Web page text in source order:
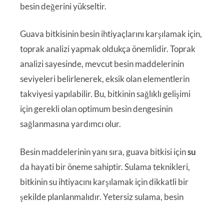
besin değerini yükseltir.
Guava bitkisinin besin ihtiyaçlarını karşılamak için,
toprak analizi yapmak oldukça önemlidir. Toprak
analizi sayesinde, mevcut besin maddelerinin
seviyeleri belirlenerek, eksik olan elementlerin
takviyesi yapılabilir. Bu, bitkinin sağlıklı gelişimi
için gerekli olan optimum besin dengesinin
sağlanmasına yardımcı olur.
Besin maddelerinin yanı sıra, guava bitkisi içinsu
da hayati bir öneme sahiptir. Sulama teknikleri,
bitkinin su ihtiyacını karşılamak için dikkatli bir
şekilde planlanmalıdır. Yetersiz sulama, besin